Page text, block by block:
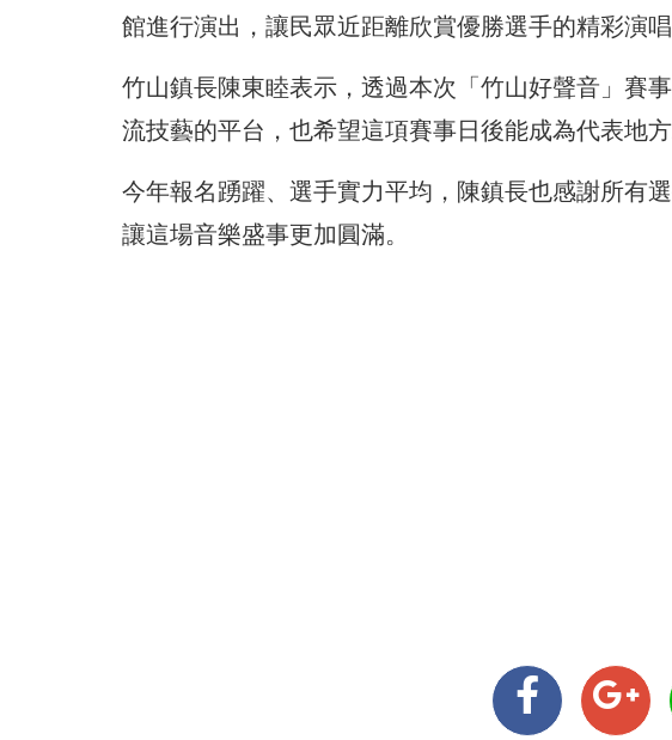
館進行演出，讓民眾近距離欣賞優勝選手的精彩演
竹山鎮長陳東睦表示，透過本次「竹山好聲音」賽
流技藝的平台，也希望這項賽事日後能成為代表地
今年報名踴躍、選手實力平均，陳鎮長也感謝所有
讓這場音樂盛事更加圓滿。